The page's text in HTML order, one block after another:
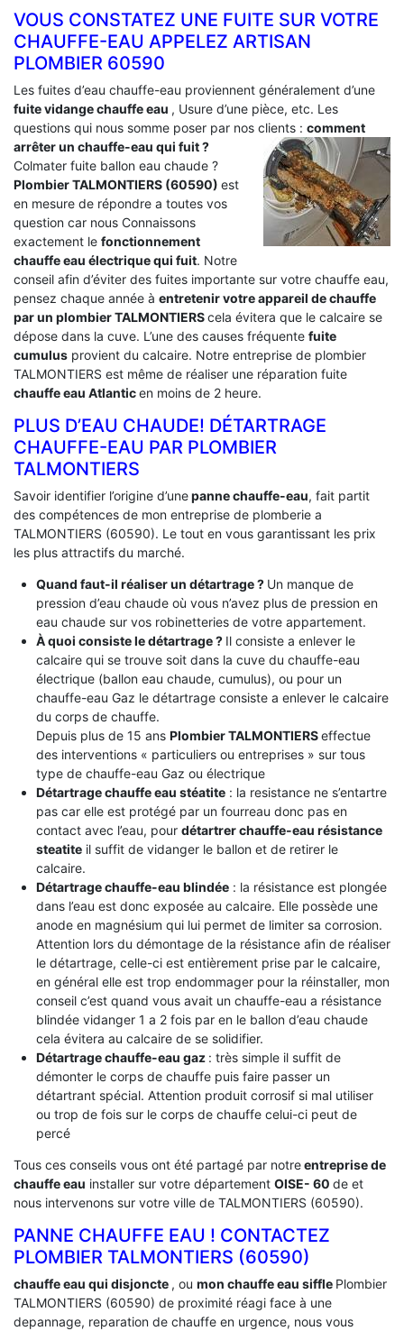
VOUS CONSTATEZ UNE FUITE SUR VOTRE
CHAUFFE-EAU APPELEZ ARTISAN
PLOMBIER 60590
Les fuites d’eau chauffe-eau proviennent généralement d’une
fuite vidange chauffe eau , Usure d’une pièce, etc. Les
questions qui nous somme poser par nos clients : comment
arrêter un chauffe-eau qui fuit ?
Colmater fuite ballon eau chaude ?
Plombier TALMONTIERS (60590) est
en mesure de répondre a toutes vos
question car nous Connaissons
exactement le fonctionnement
chauffe eau électrique qui fuit. Notre
conseil afin d’éviter des fuites importante sur votre chauffe eau,
pensez chaque année à entretenir votre appareil de chauffe
par un plombier TALMONTIERScela évitera que le calcaire se
dépose dans la cuve. L’une des causes fréquente fuite
cumulus provient du calcaire. Notre entreprise de plombier
TALMONTIERS est même de réaliser une réparation fuite
chauffe eau Atlanticen moins de 2 heure.
PLUS D’EAU CHAUDE! DÉTARTRAGE
CHAUFFE-EAU PAR PLOMBIER
TALMONTIERS
Savoir identifier l’origine d’unepanne chauffe-eau, fait partit
des compétences de mon entreprise de plomberie a
TALMONTIERS (60590). Le tout en vous garantissant les prix
les plus attractifs du marché.
Quand faut-il réaliser un détartrage ? Un manque de
pression d’eau chaude où vous n’avez plus de pression en
eau chaude sur vos robinetteries de votre appartement.
À quoi consiste le détartrage ? Il consiste a enlever le
calcaire qui se trouve soit dans la cuve du chauffe-eau
électrique (ballon eau chaude, cumulus), ou pour un
chauffe-eau Gaz le détartrage consiste a enlever le calcaire
du corps de chauffe.
Depuis plus de 15 ans Plombier TALMONTIERSeffectue
des interventions « particuliers ou entreprises » sur tous
type de chauffe-eau Gaz ou électrique
Détartrage chauffe eau stéatite: la resistance ne s’entartre
pas car elle est protégé par un fourreau donc pas en
contact avec l’eau, pour détartrer chauffe-eau résistance
steatiteil suffit de vidanger le ballon et de retirer le
calcaire.
Détartrage chauffe-eau blindée: la résistance est plongée
dans l’eau est donc exposée au calcaire. Elle possède une
anode en magnésium qui lui permet de limiter sa corrosion.
Attention lors du démontage de la résistance afin de réaliser
le détartrage, celle-ci est entièrement prise par le calcaire,
en général elle est trop endommager pour la réinstaller, mon
conseil c’est quand vous avait un chauffe-eau a résistance
blindée vidanger 1 a 2 fois par en le ballon d’eau chaude
cela évitera au calcaire de se solidifier.
Détartrage chauffe-eau gaz : très simple il suffit de
démonter le corps de chauffe puis faire passer un
détartrant spécial. Attention produit corrosif si mal utiliser
ou trop de fois sur le corps de chauffe celui-ci peut de
percé
Tous ces conseils vous ont été partagé par notreentreprise de
chauffe eau installer sur votre département OISE- 60 de et
nous intervenons sur votre ville de TALMONTIERS (60590).
PANNE CHAUFFE EAU ! CONTACTEZ
PLOMBIER TALMONTIERS (60590)
chauffe eau qui disjoncte , ou mon chauffe eau siffle Plombier
TALMONTIERS (60590) de proximité réagi face à une
depannage, reparation de chauffe en urgence, nous vous